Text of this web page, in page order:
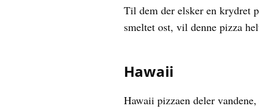
Til dem der elsker en krydret
smeltet ost, vil denne pizza
Hawaii
Hawaii pizzaen deler